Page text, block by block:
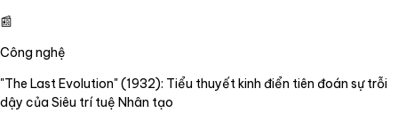
📰
Công nghệ
"The Last Evolution" (1932): Tiểu thuyết kinh điển tiên đoán sự trỗi
dậy của Siêu trí tuệ Nhân tạo